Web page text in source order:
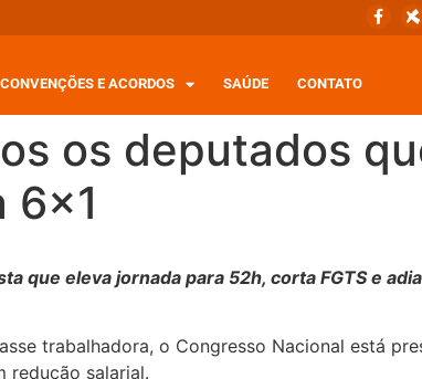
CONVENÇÕES E ACORDOS SAÚDE CONTATO
os deputados
6×1
que eleva jornada para 52h, corta FGTS e
trabalhadora, o Congresso Nacional está
redução salarial.